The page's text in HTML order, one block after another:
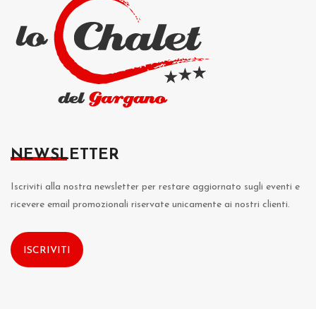
NEWSLETTER
Iscriviti alla nostra newsletter per restare aggiornato sugli eventi e
ricevere email promozionali riservate unicamente ai nostri clienti.
ISCRIVITI